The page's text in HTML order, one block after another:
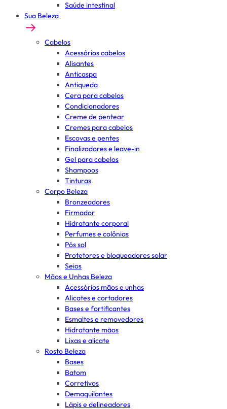
Saúde intestinal
Sua Beleza
Cabelos
Acessórios cabelos
Alisantes
Anticaspa
Antiqueda
Cera para cabelos
Condicionadores
Creme de pentear
Cremes para cabelos
Escovas e pentes
Finalizadores e leave-in
Gel para cabelos
Shampoos
Tinturas
Corpo Beleza
Bronzeadores
Firmador
Hidratante corporal
Perfumes e colônias
Pós sol
Protetores e bloqueadores solar
Seios
Mãos e Unhas Beleza
Acessórios mãos e unhas
Alicates e cortadores
Bases e fortificantes
Esmaltes e removedores
Hidratante mãos
Lixas e alicate
Rosto Beleza
Bases
Batom
Corretivos
Demaquilantes
Lápis e delineadores